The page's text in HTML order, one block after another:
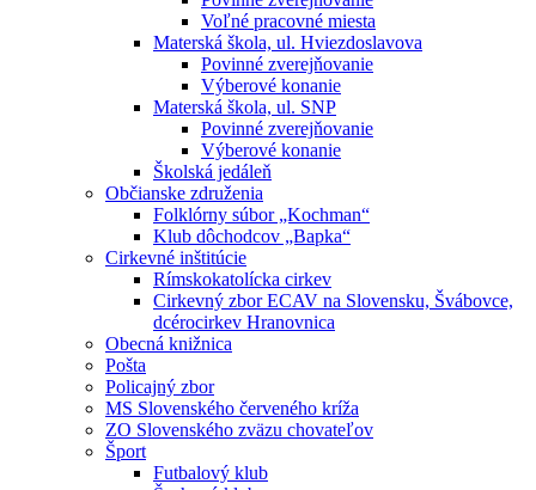
Voľné pracovné miesta
Materská škola, ul. Hviezdoslavova
Povinné zverejňovanie
Výberové konanie
Materská škola, ul. SNP
Povinné zverejňovanie
Výberové konanie
Školská jedáleň
Občianske združenia
Folklórny súbor „Kochman“
Klub dôchodcov „Bapka“
Cirkevné inštitúcie
Rímskokatolícka cirkev
Cirkevný zbor ECAV na Slovensku, Švábovce,
dcérocirkev Hranovnica
Obecná knižnica
Pošta
Policajný zbor
MS Slovenského červeného kríža
ZO Slovenského zväzu chovateľov
Šport
Futbalový klub